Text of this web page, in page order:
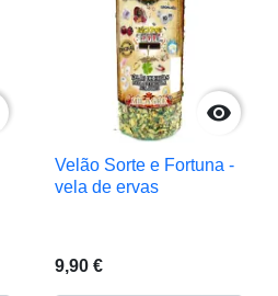

Velão Sorte e Fortuna -
vela de ervas
9,90 €